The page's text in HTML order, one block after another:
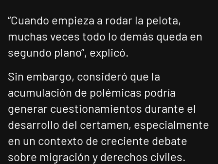
“Cuando empieza a rodar la pelota,
muchas veces todo lo demás queda en
segundo plano”, explicó.
Sin embargo, consideró que la
acumulación de polémicas podría
generar cuestionamientos durante el
desarrollo del certamen, especialmente
en un contexto de creciente debate
sobre migración y derechos civiles.